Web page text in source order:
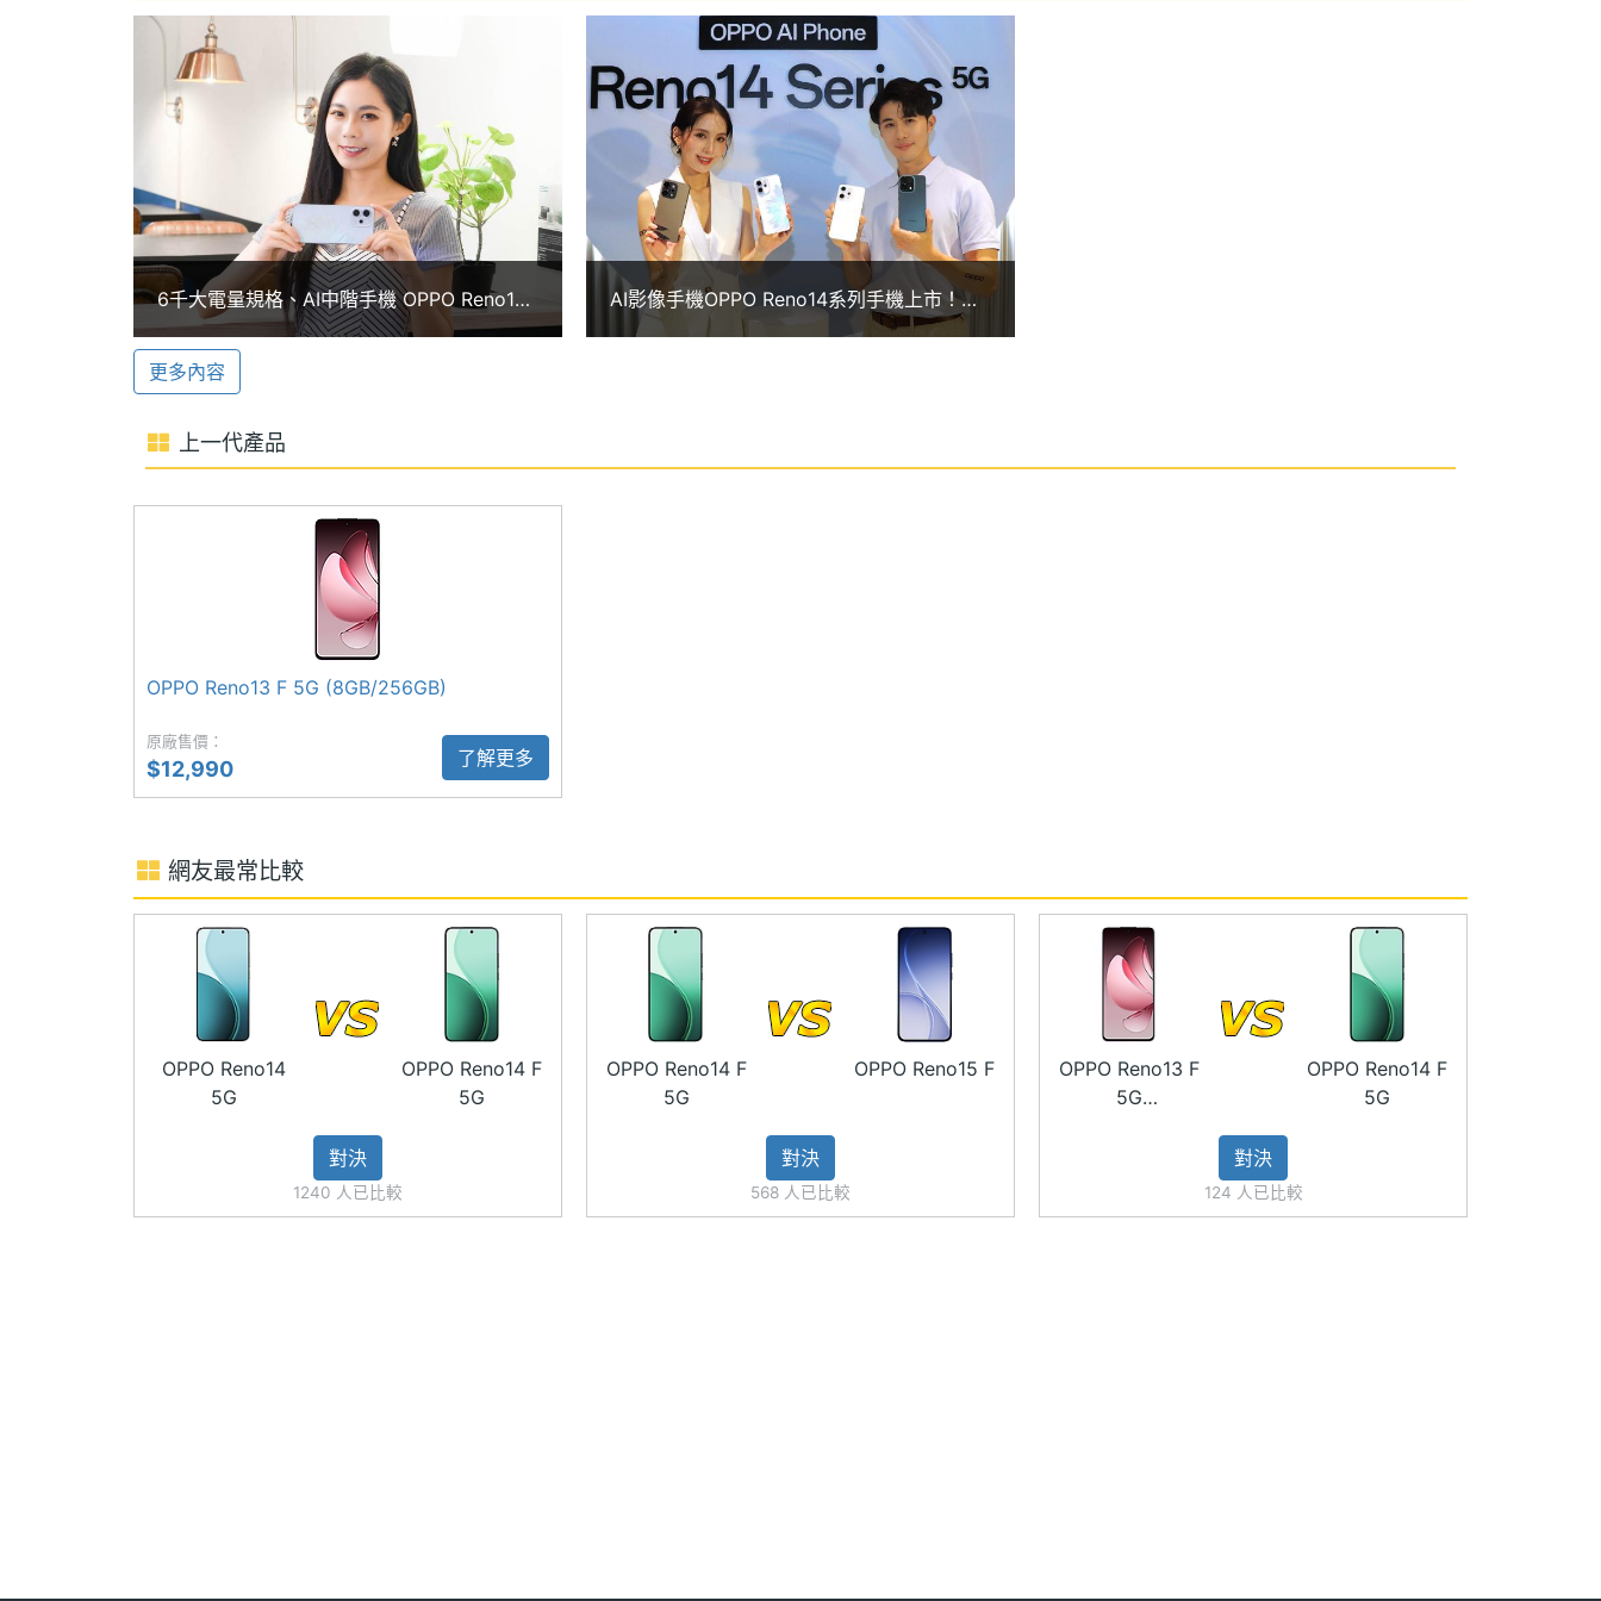
筆記與日常紀錄都更高效。內建 Gemini Live 智慧對話應用，讓生成式 AI 全面融入手機日
常，成為日常不可或缺的數位助理。
5,000 萬畫素主鏡頭
OPPO Reno14 F 5G 後置三鏡頭主相機，分別採用 5,000 萬畫素 OIS 主鏡頭 + 800 萬畫素
超廣角鏡頭 + 200 萬畫素微距鏡頭，具備超清晰暗光影像系統加持，低光源環境可自動提升
亮部細節、保留暗部層次，輕鬆拍出清晰純淨的夜間畫面；支援 4K 超清晰錄影，更全球首發
4K 水下錄影功能。
OPPO AI 影像技術
超廣角與長焦鏡頭的分區補光，輔以 AI 場景判斷及降噪演算法調節，在逆光、高對比環境中
成片、AI 表情替換、AI 風格復刻等功能。
◎ 5G + 5G 雙卡雙待（支援 eSIM）
◎ Android 15 作業系統、ColorOS 15 操作介面
◎ Qualcomm Snapdragon 6 Gen 1 八核心處理器
◎ 8GB RAM / 256GB ROM、12GB RAM / 256GB ROM
◎ Wi-Fi 5、藍牙 5.1、NFC
◎ 前置 3,200 萬畫素鏡頭
◎ 後置 5,000 萬畫素鏡頭 + 800 萬畫素超廣角鏡頭 + 200 萬畫素長焦鏡頭
◎ 水中相機模式、濕手螢幕觸控
◎ 配置 6,000mAh 電量
◎ 採用 USB Type-C 規格，支援 45W SUPERVOOC 超級閃充
記憶體格式 LPDDR5X
ROM儲存空間 256 GB
UFS3.1
記憶卡 microSD
最大擴充儲存空
2 TB
電池容量
顯示螢幕
2370x1080 pixels
93 %
AMOLED
主螢幕更新率
率
相機規格
主相機畫素
CMOS
主相機光圈F 1.8
6千大電量規格、AI中階手機 OPPO Reno14
F 5G開箱
AI影像手機OPPO Reno14系列手機上市！規
格、價格及早鳥優惠一次看
更多內容
上一代產品
OPPO Reno13 F 5G (8GB/256GB)
原廠售價：
$12,990 了解更多
網友最常比較
OPPO Reno14
5G
OPPO Reno14 F
5G
對決
1240 人已比較
OPPO Reno14 F
5G
OPPO Reno15 F
對決
568 人已比較
OPPO Reno13 F
5G
OPPO Reno14 F
5G
對決
124 人已比較